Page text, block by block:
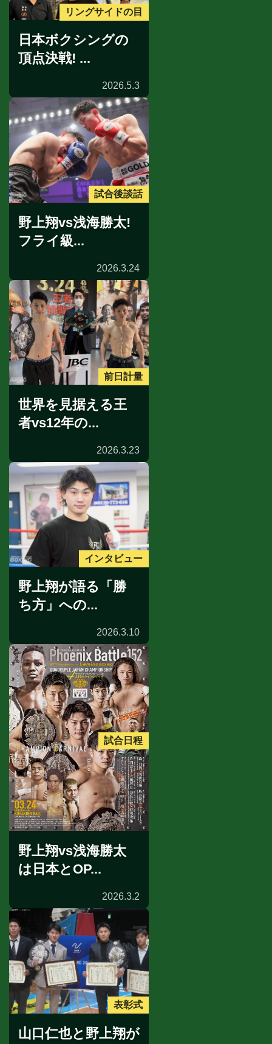
リングサイドの目
日本ボクシングの
頂点決戦! ...
2026.5.3
試合後談話
野上翔vs浅海勝太!
フライ級...
2026.3.24
前日計量
世界を見据える王
者vs12年の...
2026.3.23
インタビュー
野上翔が語る「勝
ち方」への...
2026.3.10
試合日程
野上翔vs浅海勝太
は日本とOP...
2026.3.2
表彰式
山口仁也と野上翔が